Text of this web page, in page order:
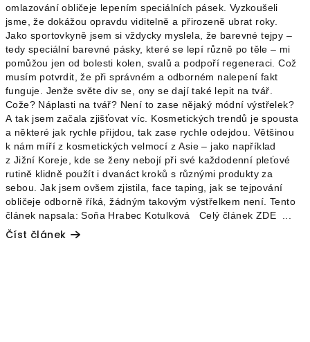
omlazování obličeje lepením speciálních pásek. Vyzkoušeli
jsme, že dokážou opravdu viditelně a přirozeně ubrat roky.
Jako sportovkyně jsem si vždycky myslela, že barevné tejpy –
tedy speciální barevné pásky, které se lepí různě po těle – mi
pomůžou jen od bolesti kolen, svalů a podpoří regeneraci. Což
musím potvrdit, že při správném a odborném nalepení fakt
funguje. Jenže světe div se, ony se dají také lepit na tvář.
Cože? Náplasti na tvář? Není to zase nějaký módní výstřelek?
A tak jsem začala zjišťovat víc. Kosmetických trendů je spousta
a některé jak rychle přijdou, tak zase rychle odejdou. Většinou
k nám míří z kosmetických velmocí z Asie – jako například
z Jižní Koreje, kde se ženy nebojí při své každodenní pleťové
rutině klidně použít i dvanáct kroků s různými produkty za
sebou. Jak jsem ovšem zjistila, face taping, jak se tejpování
obličeje odborně říká, žádným takovým výstřelkem není. Tento
článek napsala: Soňa Hrabec Kotulková Celý článek ZDE ...
Číst článek